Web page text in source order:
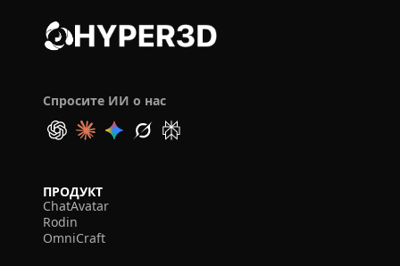
Спросите ИИ о нас
ПРОДУКТ
ChatAvatar
Rodin
OmniCraft